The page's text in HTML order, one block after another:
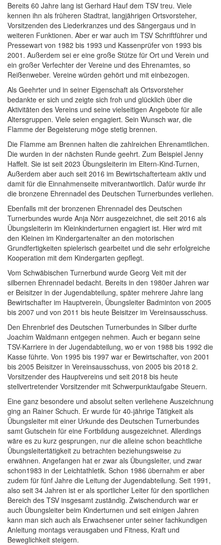
Bereits 60 Jahre lang ist Gerhard Hauf dem TSV treu. Viele
kennen ihn als früheren Stadtrat, langjährigen Ortsvorsteher,
Vorsitzenden des Liederkranzes und des Sängergaus und in
weiteren Funktionen. Aber er war auch im TSV Schriftführer und
Pressewart von 1982 bis 1993 und Kassenprüfer von 1993 bis
2001. Außerdem sei er eine große Stütze für Ort und Verein und
ein großer Verfechter der Vereine und des Ehrenamtes, so
Reißenweber. Vereine würden gehört und mit einbezogen.
Als Geehrter und in seiner Eigenschaft als Ortsvorsteher
bedankte er sich und zeigte sich froh und glücklich über die
Aktivitäten des Vereins und seine vielseitigen Angebote für alle
Altersgruppen. Viele seien engagiert. Sein Wunsch war, die
Flamme der Begeisterung möge stetig brennen.
Die Flamme am Brennen halten die zahlreichen Ehrenamtlichen.
Die wurden in der nächsten Runde geehrt. Zum Beispiel Jenny
Haffelt. Sie ist seit 2023 Übungsleiterin im Eltern-Kind-Turnen,
Außerdem aber auch seit 2016 im Bewirtschafterteam aktiv und
damit für die Einnahmenseite mitverantwortlich. Dafür wurde ihr
die bronzene Ehrennadel des Deutschen Turnerbundes verliehen.
Ebenfalls mit der bronzenen Ehrennadel des Deutschen
Turnerbundes wurde Anja Nörr ausgezeichnet, die seit 2016 als
Übungsleiterin im Kleinkinderturnen engagiert ist. Hier wird mit
den Kleinen im Kindergartenalter an den motorischen
Grundfertigkeiten spielerisch gearbeitet und die sehr erfolgreiche
Kooperation mit dem Kindergarten gepflegt.
Vom Schwäbischen Turnerbund wurde Georg Veit mit der
silbernen Ehrennadel bedacht. Bereits in den 1980er Jahren war
er Beisitzer in der Jugendabteilung, später mehrere Jahre lang
Bewirtschafter im Hauptverein, Übungsleiter Badminton von 2005
bis 2007 und von 2011 bis heute Beisitzer im Vereinsausschuss.
Den Ehrenbrief des Deutschen Turnerbundes in Silber durfte
Joachim Waldmann entgegen nehmen. Auch er begann seine
TSV-Karriere in der Jugendabteilung, wo er von 1988 bis 1992 die
Kasse führte. Von 1995 bis 1997 war er Bewirtschafter, von 2001
bis 2005 Beisitzer in Vereinsausschuss, von 2005 bis 2018 2.
Vorsitzender des Hauptvereins und seit 2018 bis heute
stellvertretender Vorsitzender mit Schwerpunktaufgabe Steuern.
Eine ganz besondere und absolut selten verliehene Auszeichnung
ging an Rainer Schuch. Er wurde für 40-jährige Tätigkeit als
Übungsleiter mit einer Urkunde des Deutschen Turnerbundes
samt Gutschein für eine Fortbildung ausgezeichnet. Allerdings
wäre es zu kurz gesprungen, nur die alleine schon beachtliche
Übungsleitertätigkeit zu betrachten beziehungsweise zu
erwähnen. Angefangen hat er zwar als Übungsleiter, und zwar
schon1983 in der Leichtathletik. Schon 1986 übernahm er aber
zudem für fünf Jahre die Leitung der Jugendabteilung. Seit 1991,
also seit 34 Jahren ist er als sportlicher Leiter für den sportlichen
Bereich des TSV insgesamt zuständig. Zwischendurch war er
auch Übungsleiter beim Kinderturnen und seit einigen Jahren
kann man sich auch als Erwachsener unter seiner fachkundigen
Anleitung montags verausgaben und Fitness, Kraft und
Beweglichkeit steigern.